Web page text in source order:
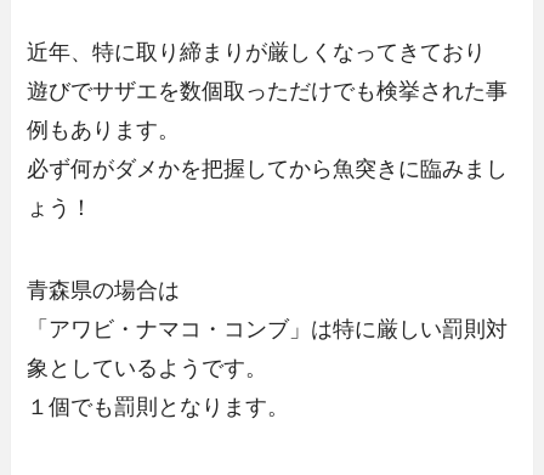
近年、特に取り締まりが厳しくなってきており
遊びでサザエを数個取っただけでも検挙された事
例もあります。
必ず何がダメかを把握してから魚突きに臨みまし
ょう！
青森県の場合は
「アワビ・ナマコ・コンブ」 は特に厳しい罰則対
象としているようです。
１個でも罰則となります。